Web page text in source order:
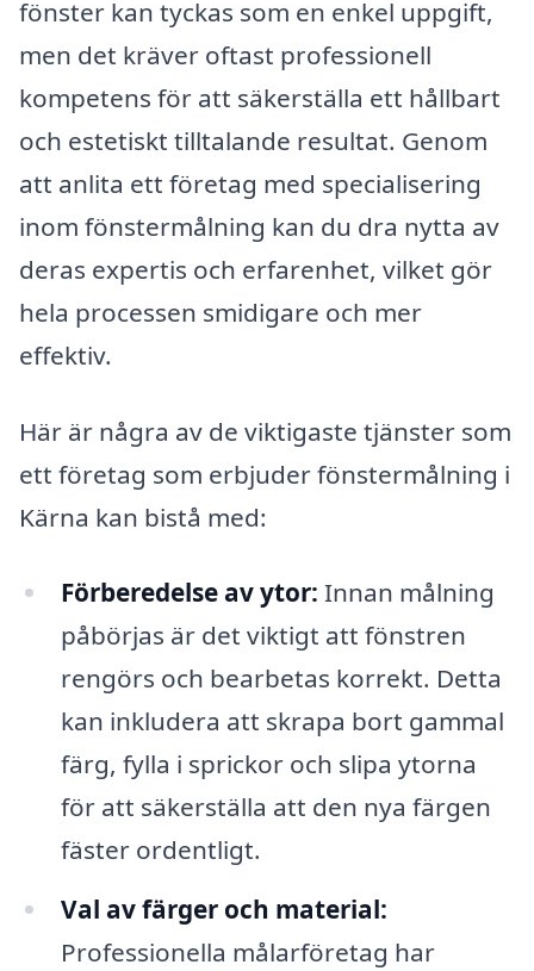
fönster kan tyckas som en enkel uppgift,
men det kräver oftast professionell
kompetens för att säkerställa ett hållbart
och estetiskt tilltalande resultat. Genom
att anlita ett företag med specialisering
inom fönstermålning kan du dra nytta av
deras expertis och erfarenhet, vilket gör
hela processen smidigare och mer
effektiv.
Här är några av de viktigaste tjänster som
ett företag som erbjuder fönstermålning i
Kärna kan bistå med:
Förberedelse av ytor: Innan målning
påbörjas är det viktigt att fönstren
rengörs och bearbetas korrekt. Detta
kan inkludera att skrapa bort gammal
färg, fylla i sprickor och slipa ytorna
för att säkerställa att den nya färgen
fäster ordentligt.
Val av färger och material:
Professionella målarföretag har